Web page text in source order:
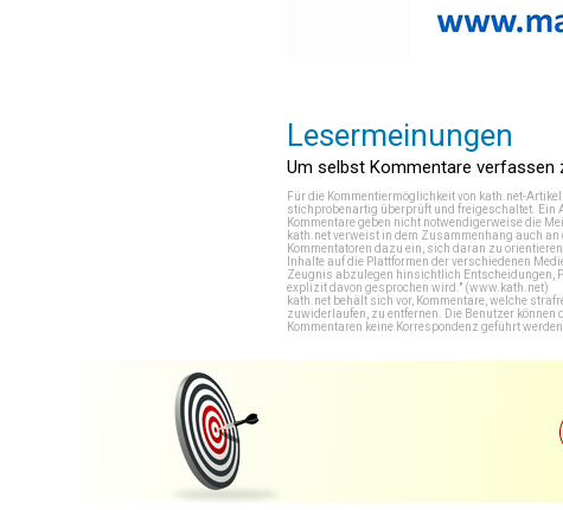
Lesermeinungen
Um selbst Kommentare verfassen
Für die Kommentiermöglichkeit von kath.net-
stichprobenartig überprüft und freigeschaltet. Ein
Kommentare geben nicht notwendigerweise die
kath.net verweist in dem Zusammenhang auch
Kommentatoren dazu ein, sich daran zu
Inhalte auf die Plattformen der verschiedenen
Zeugnis abzulegen hinsichtlich Entscheidungen,
explizit davon gesprochen wird." (www.kath.net)
kath.net behält sich vor, Kommentare, welche
zuwiderlaufen, zu entfernen. Die Benutzer
Kommentaren keine Korrespondenz geführt